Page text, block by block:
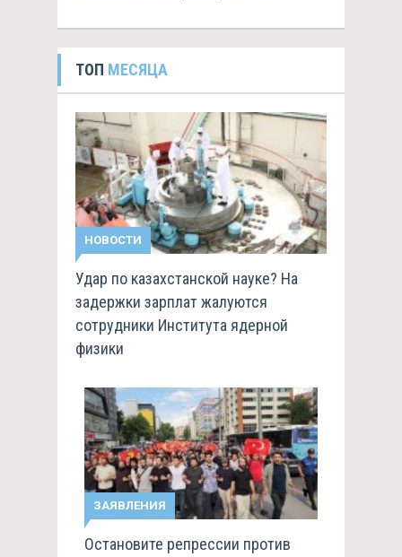
ТОП МЕСЯЦА
НОВОСТИ
Удар по казахстанской науке? На
задержки зарплат жалуются
сотрудники Института ядерной
физики
ЗАЯВЛЕНИЯ
Остановите репрессии против